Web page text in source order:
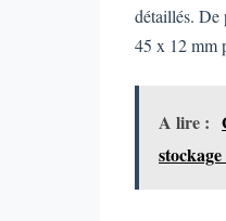
détaillés. De
45 x 12 mm
A lire :
stockage